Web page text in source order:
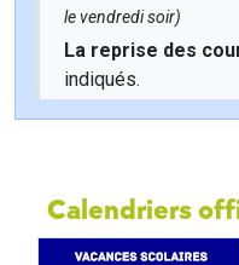
le vendredi soir)
La reprise des
indiqués.
Calendriers